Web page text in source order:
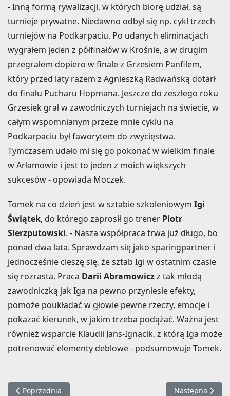
- Inną formą rywalizacji, w których biorę udział, są
turnieje prywatne. Niedawno odbył się np. cykl trzech
turniejów na Podkarpaciu. Po udanych eliminacjach
wygrałem jeden z półfinałów w Krośnie, a w drugim
przegrałem dopiero w finale z Grzesiem Panfilem,
który przed laty razem z Agnieszką Radwańską dotarł
do finału Pucharu Hopmana. Jeszcze do zeszłego roku
Grzesiek grał w zawodniczych turniejach na świecie, w
całym wspomnianym przeze mnie cyklu na
Podkarpaciu był faworytem do zwycięstwa.
Tymczasem udało mi się go pokonać w wielkim finale
w Arłamowie i jest to jeden z moich większych
sukcesów - opowiada Moczek.
Tomek na co dzień jest w sztabie szkoleniowym Igi
Świątek, do którego zaprosił go trener Piotr
Sierzputowski. - Nasza współpraca trwa już długo, bo
ponad dwa lata. Sprawdzam się jako sparingpartner i
jednocześnie cieszę się, że sztab Igi w ostatnim czasie
się rozrasta. Praca Darii Abramowiczz tak młodą
zawodniczką jak Iga na pewno przyniesie efekty,
pomoże poukładać w głowie pewne rzeczy, emocje i
pokazać kierunek, w jakim trzeba podążać. Ważna jest
również wsparcie Klaudii Jans-Ignacik, z którą Iga może
potrenować elementy deblowe - podsumowuje Tomek.
Poprzednia strona: Iga Świątek dotarła do 1/8 finału French
Poprzednia Następna
Następna